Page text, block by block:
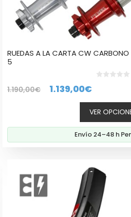
RUEDAS A LA CARTA CW CARBONO
5
1.190,00€
El
era:
1.190,00€.
1.139,00€El
precio
actual
es:
VER
Envío 24–48 h
producto
tiene
múltiples